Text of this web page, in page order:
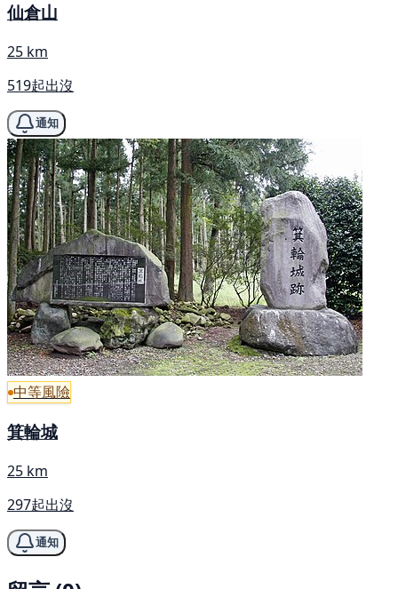
仙倉山
25 km
519起出沒
通知
中等風險
箕輪城
25 km
297起出沒
通知